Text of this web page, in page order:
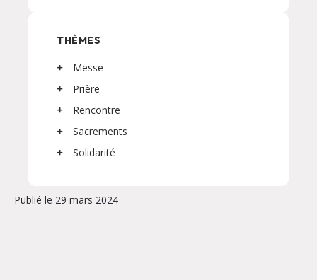
THÈMES
Messe
Prière
Rencontre
Sacrements
Solidarité
Publié le 29 mars 2024